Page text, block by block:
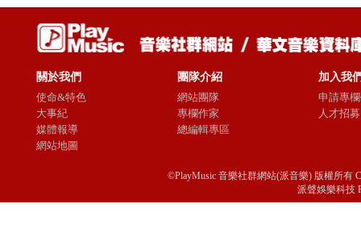
關於我們
使命&特色
大事紀
媒體報導
網站地圖
團隊介紹
網站團隊
專欄作家
總編輯專區
加入我
申請專
人才招募
©PlayMusic 音樂社群網站(派音樂) 版權所有
派聲娛樂科技